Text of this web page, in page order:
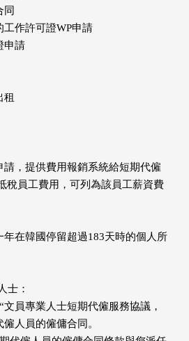
同
作許可證WP申請
申請
租
，提供費用報銷系統給短期代僱
稅員工費用，可列為該員工薪資費
在韓國停留超過183天時的個人所
士：
員專業人士短期代僱服務協議，
人員的僱傭合同。